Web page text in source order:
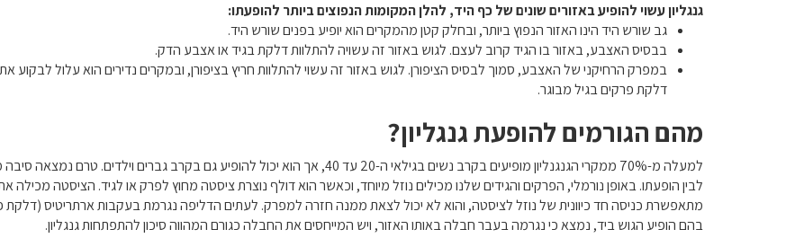
גנגליון עשוי להופיע באזורים שונים של כף היד, להלן המקומות הנפוצים ביותר להופעתו:
גב שורש היד הינו האזור הנפוץ ביותר, ובחלק קטן מהמקרים הוא יופיע בפנים שורש היד.
בבסיס האצבע, באזור בו הגיד קרוב לעצם. לגוש באזור זה עשויה להתלוות דלקת בגיד או אצבע הדק.
במפרק הרחיקני של האצבע, סמוך לבסיס הציפורן. לגוש באזור זה עשוי להתלוות חריץ בציפורן, ובמקרים נדירים הוא עלול לבקוע
דלקת פרקים בגיל מבוגר.
מהם הגורמים להופעת גנגליון?
למעלה מ-70% ממקרי הגנגנליון מופיעים בקרב נשים בגילאי ה-20 עד 40, אך הוא יכול להופיע גם
לבין הופעתו. באופן נורמלי, הפרקים והגידים שלנו מכילים נוזל מיוחד, וכאשר הוא דולף נוצרת ציסטה מחוץ לפרק או לגיד. הציסטה
בהם הופיע הגוש ביד, נמצא כי נגרמה בעבר חבלה באותו האזור, ויש המייחסים את החבלה כגורם המהווה סיכון להתפתחות גנגליון.